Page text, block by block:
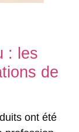
: les
de
ont été